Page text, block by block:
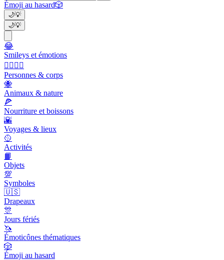
Émoji au hasard🎲
🌙💡
🌙💡
😂
Smileys et émotions
👩‍❤️‍💋‍👨
Personnes & corps
🐝
Animaux & nature
🍕
Nourriture et boissons
🌇
Voyages & lieux
🥎
Activités
📙
Objets
💯
Symboles
🇺🇸
Drapeaux
🎊
Jours fériés
🦄
Émoticônes thématiques
🎲
Émoji au hasard